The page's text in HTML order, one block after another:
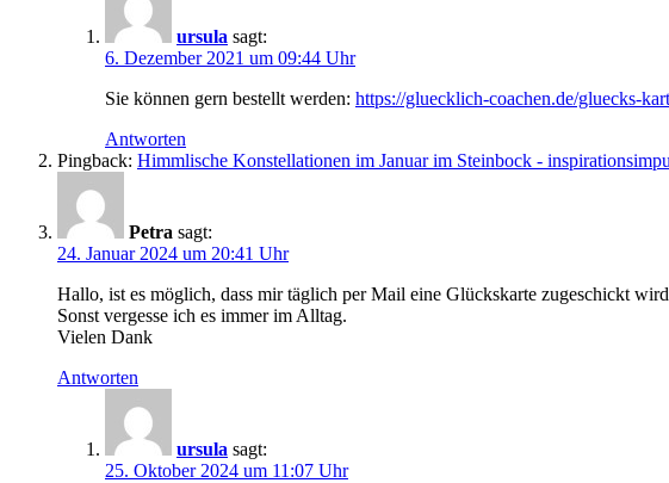
ursula sagt:
6. Dezember 2021 um 09:44 Uhr
Sie können gern bestellt werden: https://gluecklich-coachen.de/gluecks-
Antworten
Pingback: Himmlische Konstellationen im Januar im Steinbock -
Petra sagt:
24. Januar 2024 um 20:41 Uhr
Hallo, ist es möglich, dass mir täglich per Mail eine Glückskarte zugeschickt
Sonst vergesse ich es immer im Alltag.
Vielen Dank
Antworten
ursula sagt:
25. Oktober 2024 um 11:07 Uhr